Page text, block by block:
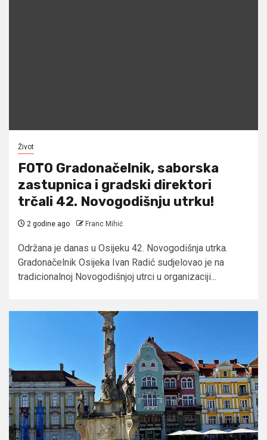
Život
FOTO Gradonačelnik, saborska
zastupnica i gradski direktori
trčali 42. Novogodišnju utrku!
2 godine ago Franc Mihić
Održana je danas u Osijeku 42. Novogodišnja utrka.
Gradonačelnik Osijeka Ivan Radić sudjelovao je na
tradicionalnoj Novogodišnjoj utrci u organizaciji...